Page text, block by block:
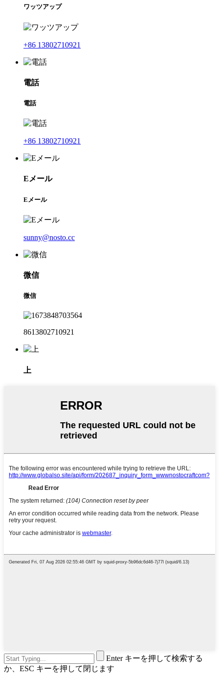
ワッツアップ
+86 13802710921
電話
電話
+86 13802710921
Eメール
Eメール
sunny@nosto.cc
微信
微信
8613802710921
上
Enter キーを押して検索する
か、ESC キーを押して閉じます